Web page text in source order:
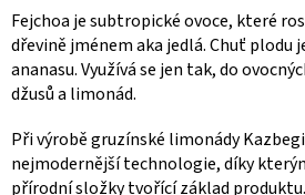
Fejchoa je subtropické ovoce, které
dřevině jménem aka jedlá. Chuť plodu
ananasu. Využívá se jen tak, do
džusů a limonád.
Při výrobě gruzínské limonády
nejmodernější technologie, díky
přírodní složky tvořící základ